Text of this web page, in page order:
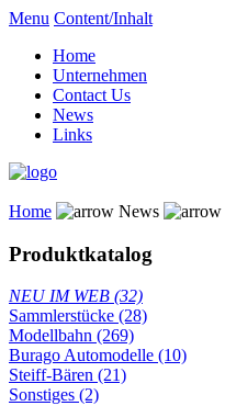
Menu Content/Inhalt
Home
Unternehmen
Contact Us
News
Links
Home News
Produktkatalog
NEU IM WEB (32)
Sammlerstücke (28)
Modellbahn (269)
Burago Automodelle (10)
Steiff-Bären (21)
Sonstiges (2)